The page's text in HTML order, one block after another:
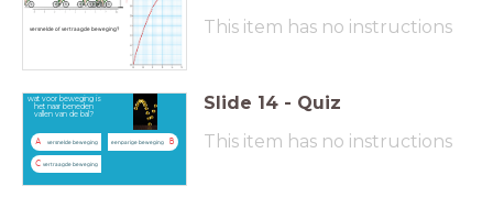
versnelde of vertraagde beweging?
This item has no instructions
wat voor beweging is
het naar beneden
vallen van de bal?
A versnelde beweging B
eenparige beweging
C vertraagde beweging
Slide 14 - Quiz
This item has no instructions